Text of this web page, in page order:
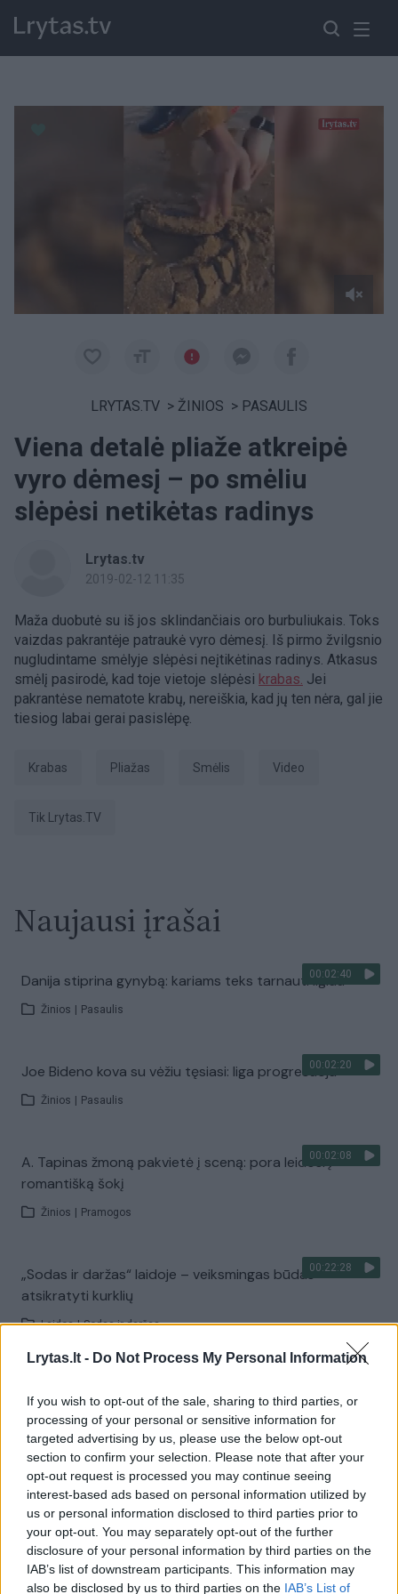
Lrytas.lt - Do Not Process My Personal Information
If you wish to opt-out of the sale, sharing to third parties, or
processing of your personal or sensitive information for
targeted advertising by us, please use the below opt-out
section to confirm your selection. Please note that after your
opt-out request is processed you may continue seeing
interest-based ads based on personal information utilized by
us or personal information disclosed to third parties prior to
your opt-out. You may separately opt-out of the further
disclosure of your personal information by third parties on the
IAB’s list of downstream participants. This information may
also be disclosed by us to third parties on the IAB’s List of
LRYTAS.TV > ŽINIOS > PASAULIS
Viena detalė pliaže atkreipė
vyro dėmesį – po smėliu
slėpėsi netikėtas radinys
Lrytas.tv
2019-02-12 11:35
Maža duobutė su iš jos sklindančiais oro burbuliukais. Toks
vaizdas pakrantėje patraukė vyro dėmesį. Iš pirmo žvilgsnio
nugludintame smėlyje slėpėsi neįtikėtinas radinys. Atkasus
smėlį pasirodė, kad toje vietoje slėpėsi krabas. Jei
pakrantėse nematote krabų, nereiškia, kad jų ten nėra, gal jie
tiesiog labai gerai pasislėpę.
Krabas pliažas smėlis Video
tik Lrytas.TV
Naujausi įrašai
00:02:40
Danija stiprina gynybą: kariams teks tarnauti ilgiau
Žinios Pasaulis
00:02:20
Joe Bideno kova su vėžiu tęsiasi: liga progresuoja
Žinios Pasaulis
00:02:08
A. Tapinas žmoną pakvietė į sceną: pora leidosi į
romantišką šokį
Žinios Pramogos
00:22:28
„Sodas ir daržas“ laidoje – veiksmingas būdas
atsikratyti kurklių
Laidos | Sodas ir daržas
Žiūrimiausi įrašai
00:00:30
Vaizdai iš tragiškos avarijos Vilniaus r.: dviejų moterų ir
vaiko gyvybių išgelbėti nepavyko
Žinios | Lietuvos diena